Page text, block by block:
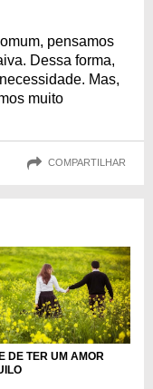
pensamos
Dessa forma,
Mas,
muito
COMPARTILHAR
DE TER UM AMOR